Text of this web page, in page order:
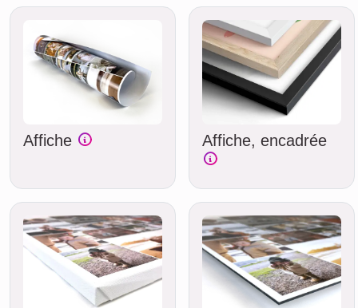
Affiche Affiche, encadrée